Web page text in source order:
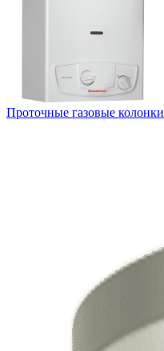
Проточные газовые колонки